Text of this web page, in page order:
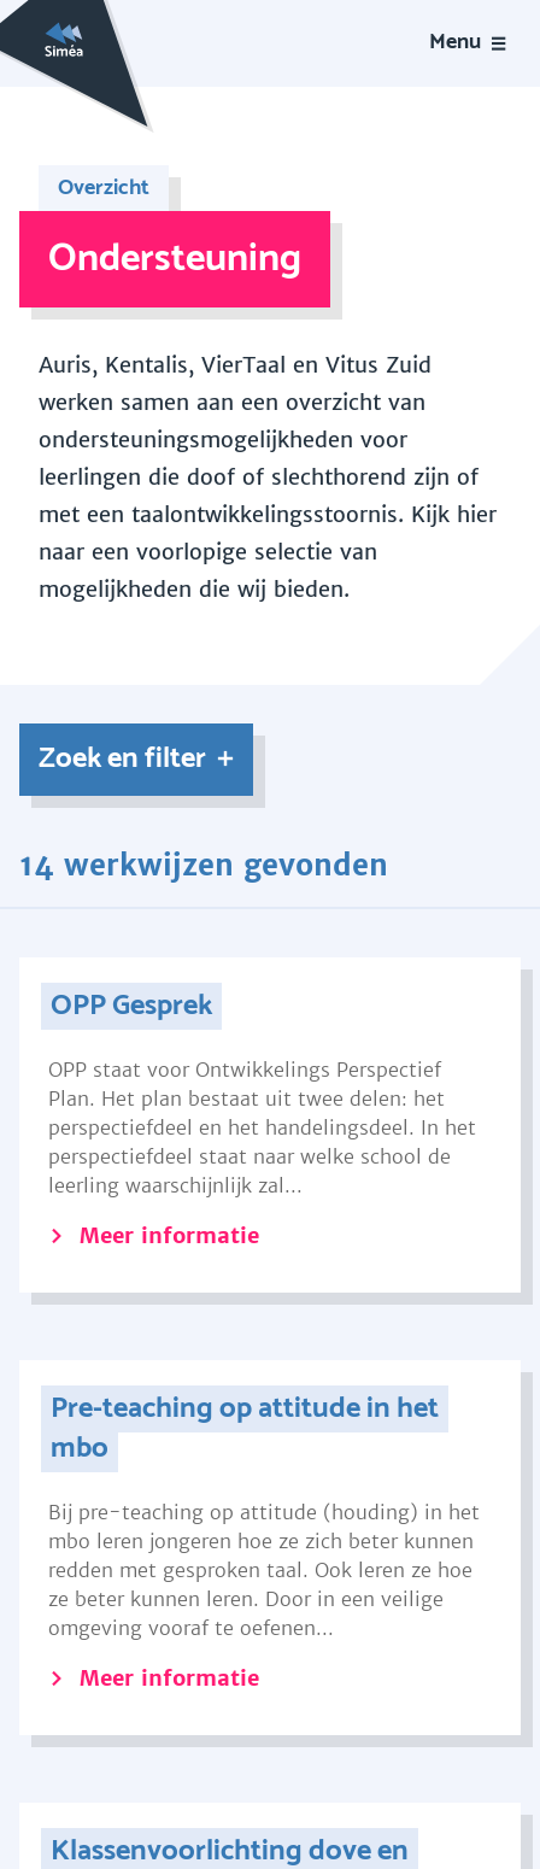
Menu
Overzicht
Ondersteuning
Auris, Kentalis, VierTaal en Vitus Zuid
werken samen aan een overzicht van
ondersteuningsmogelijkheden voor
leerlingen die doof of slechthorend zijn of
met een taalontwikkelingsstoornis. Kijk hier
naar een voorlopige selectie van
mogelijkheden die wij bieden.
Zoek en filter
14 werkwijzen gevonden
OPP Gesprek
OPP staat voor Ontwikkelings Perspectief
Plan. Het plan bestaat uit twee delen: het
perspectiefdeel en het handelingsdeel. In het
perspectiefdeel staat naar welke school de
leerling waarschijnlijk zal...
Meer informatie
Pre-teaching op attitude in het
mbo
Bij pre-teaching op attitude (houding) in het
mbo leren jongeren hoe ze zich beter kunnen
redden met gesproken taal. Ook leren ze hoe
ze beter kunnen leren. Door in een veilige
omgeving vooraf te oefenen...
Meer informatie
Klassenvoorlichting dove en